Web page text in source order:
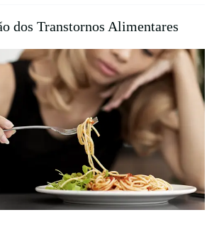
dos Transtornos Alimentares